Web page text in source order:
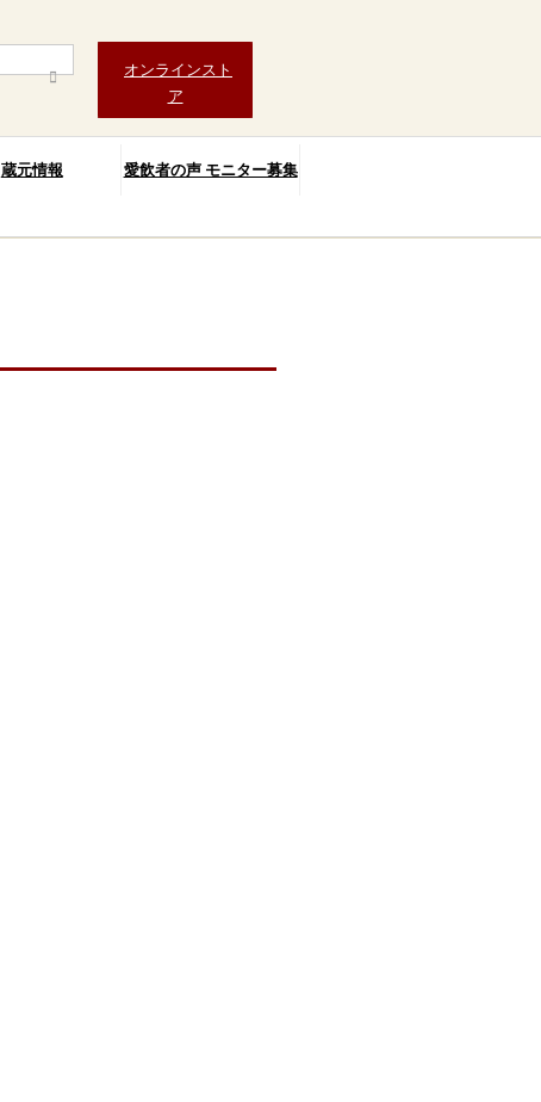
オンラインスト
ア
蔵元情報 愛飲者の声 モニター募集